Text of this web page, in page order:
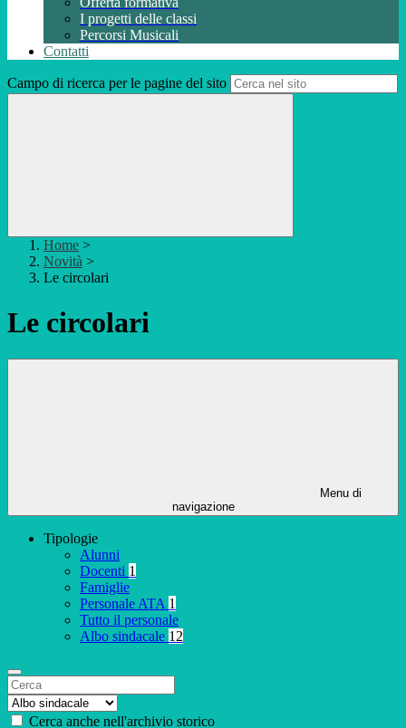
I progetti delle classi
Percorsi Musicali
Contatti
Campo di ricerca per le pagine del sito
Home >
Novità >
Le circolari
Le circolari
Menu di
navigazione
Tipologie
Alunni
Docenti 1
Famiglie
Personale ATA 1
Tutto il personale
Albo sindacale 12
Cerca anche nell'archivio storico